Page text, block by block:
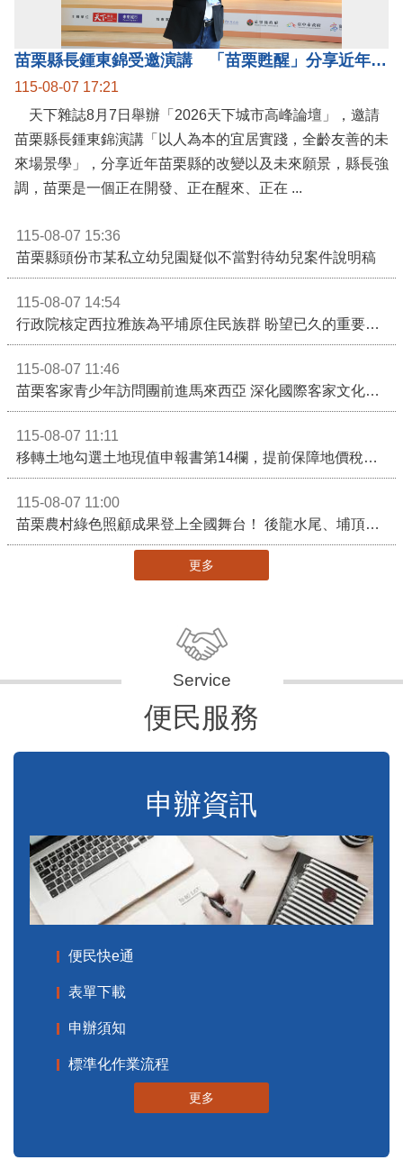
苗栗縣長鍾東錦受邀演講 「苗栗甦醒」分享近年轉變
115-08-07 17:21
天下雜誌8月7日舉辦「2026天下城市高峰論壇」，邀請
苗栗縣長鍾東錦演講「以人為本的宜居實踐，全齡友善的未
來場景學」，分享近年苗栗縣的改變以及未來願景，縣長強
調，苗栗是一個正在開發、正在醒來、正在 ...
115-08-07 15:36
苗栗縣頭份市某私立幼兒園疑似不當對待幼兒案件說明稿
115-08-07 14:54
行政院核定西拉雅族為平埔原住民族群 盼望已久的重要時刻到來！8月13日起受理民族成員名冊登記
115-08-07 11:46
苗栗客家青少年訪問團前進馬來西亞 深化國際客家文化交流
115-08-07 11:11
移轉土地勾選土地現值申報書第14欄，提前保障地價稅節稅權益
115-08-07 11:00
苗栗農村綠色照顧成果登上全國舞台！ 後龍水尾、埔頂社區前進2026高齡健康產業博覽會
更多
便民服務
申辦資訊
便民快e通
表單下載
申辦須知
標準化作業流程
更多